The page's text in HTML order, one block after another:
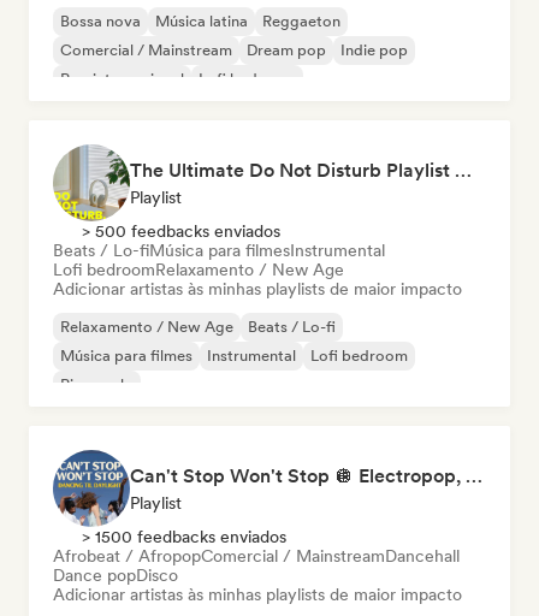
Bossa nova Música latina
Reggaeton
Comercial / Mainstream
Dream pop
Indie pop
Pop internacional
Lofi bedroom
The Ultimate Do Not Disturb Playlist 🔕 Neo-Classical & Ambient Piano
Playlist
> 500 feedbacks enviados
Beats / Lo-fiMúsica para filmesInstrumental
Lofi bedroomRelaxamento / New Age
Adicionar artistas às minhas playlists de maior impacto
Relaxamento / New Age
Beats / Lo-fi
Música para filmes
Instrumental
Lofi bedroom
Piano solo
Can't Stop Won't Stop 🪩 Electropop, Dance-Pop & Nu Disco
Playlist
> 1500 feedbacks enviados
Afrobeat / AfropopComercial / MainstreamDancehall
Dance popDisco
Adicionar artistas às minhas playlists de maior impacto